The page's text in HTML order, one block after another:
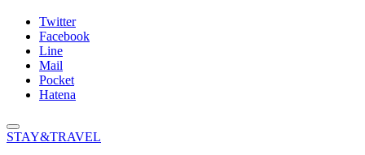
Twitter
Facebook
Line
Mail
Pocket
Hatena
STAY&TRAVEL